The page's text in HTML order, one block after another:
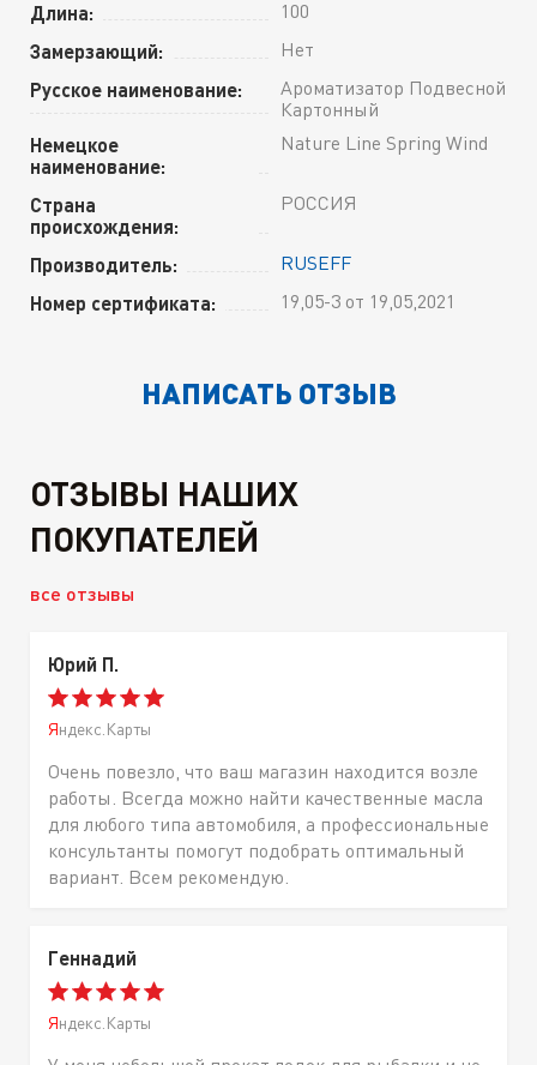
Длина: 100
Замерзающий: Нет
Русское наименование:
Ароматизатор Подвесной
Картонный
Немецкое
наименование:
Nature Line Spring Wind
Страна
происхождения:
РОССИЯ
Производитель: RUSEFF
Номер сертификата: 19,05-3 от 19,05,2021
НАПИСАТЬ ОТЗЫВ
ОТЗЫВЫ НАШИХ
ПОКУПАТЕЛЕЙ
все отзывы
Юрий П.
Яндекс.Карты
Очень повезло, что ваш магазин находится возле
работы. Всегда можно найти качественные масла
для любого типа автомобиля, а профессиональные
консультанты помогут подобрать оптимальный
вариант. Всем рекомендую.
Геннадий
Яндекс.Карты